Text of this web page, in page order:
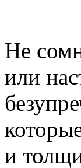
Не
или
и